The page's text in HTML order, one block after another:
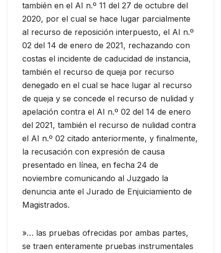
también en el AI n.º 11 del 27 de octubre del
2020, por el cual se hace lugar parcialmente
al recurso de reposición interpuesto, el AI n.º
02 del 14 de enero de 2021, rechazando con
costas el incidente de caducidad de instancia,
también el recurso de queja por recurso
denegado en el cual se hace lugar al recurso
de queja y se concede el recurso de nulidad y
apelación contra el AI n.º 02 del 14 de enero
del 2021, también el recurso de nulidad contra
el AI n.º 02 citado anteriormente, y finalmente,
la recusación con expresión de causa
presentado en línea, en fecha 24 de
noviembre comunicando al Juzgado la
denuncia ante el Jurado de Enjuiciamiento de
Magistrados.
»… las pruebas ofrecidas por ambas partes,
se traen enteramente pruebas instrumentales